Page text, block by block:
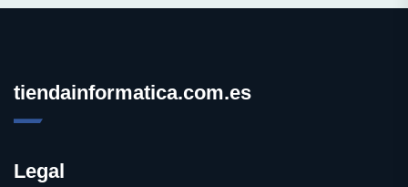
tiendainformatica.com.es
Legal